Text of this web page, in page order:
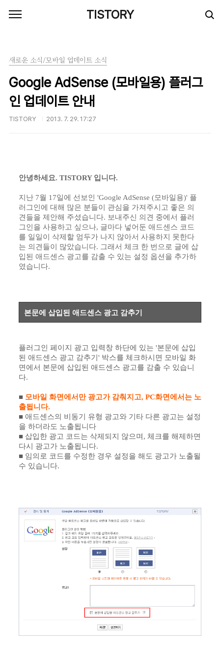
TISTORY
새로운 소식/모바일 업데이트 소식
Google AdSense (모바일용) 플러그
인 업데이트 안내
TISTORY 2013. 7. 29. 17:27
안녕하세요. TISTORY 입니다.
지난 7월 17일에 선보인 'Google AdSense (모바일용)' 플
러그인에 대해 많은 분들이 관심을 가져주시고 좋은 의
견들을 제안해 주셨습니다. 보내주신 의견 중에서 플러
그인을 사용하고 싶으나, 글마다 넣어둔 애드센스 코드
를 일일이 삭제할 엄두가 나지 않아서 사용하지 못한다
는 의견들이 많았습니다. 그래서 체크 한 번으로 글에 삽
입된 애드센스 광고를 감출 수 있는 설정 옵션을 추가하
였습니다.
본문에 삽입된 애드센스 광고 감추기
플러그인 페이지
광고 입력창 하단에 있는 '본문에 삽입
된 애드센스 광고 감추기' 박스를 체크하시면 모바일 화
면에서 본문에 삽입된 애드센스 광고를 감출 수 있습니
다.
■ 모바일 화면에서만 광고가 감춰지고, PC화면에서는 노
출됩니다.
■ 애드센스의 비동기 유형 광고와 기타 다른 광고는 설정
을 하더라도 노출됩니다
■ 삽입한 광고 코드는 삭제되지 않으며, 체크를 해제하면
다시 광고가 노출됩니다.
■ 임의로 코드를 수정한 경우 설정을 해도 광고가 노출될
수 있습니다.